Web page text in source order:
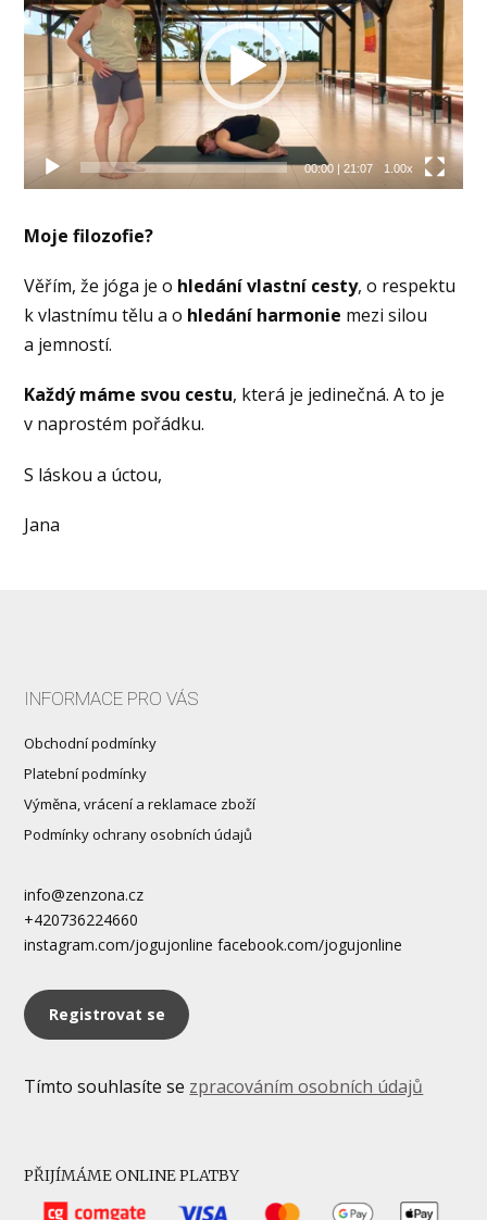
00:00| 21:07 1.00x
Moje filozofie?
Věřím, že jóga je o hledání vlastní cesty, o respektu
k vlastnímu tělu a o hledání harmonie mezi silou
a jemností.
Každý máme svou cestu, která je jedinečná. A to je
v naprostém pořádku.
S láskou a úctou,
Jana
INFORMACE PRO VÁS
Obchodní podmínky
Platební podmínky
Výměna, vrácení a reklamace zboží
Podmínky ochrany osobních údajů
info@zenzona.cz
+420736224660
instagram.com/jogujonline facebook.com/jogujonline
Registrovat se
Tímto souhlasíte se zpracováním osobních údajů
PŘIJÍMÁME ONLINE PLATBY